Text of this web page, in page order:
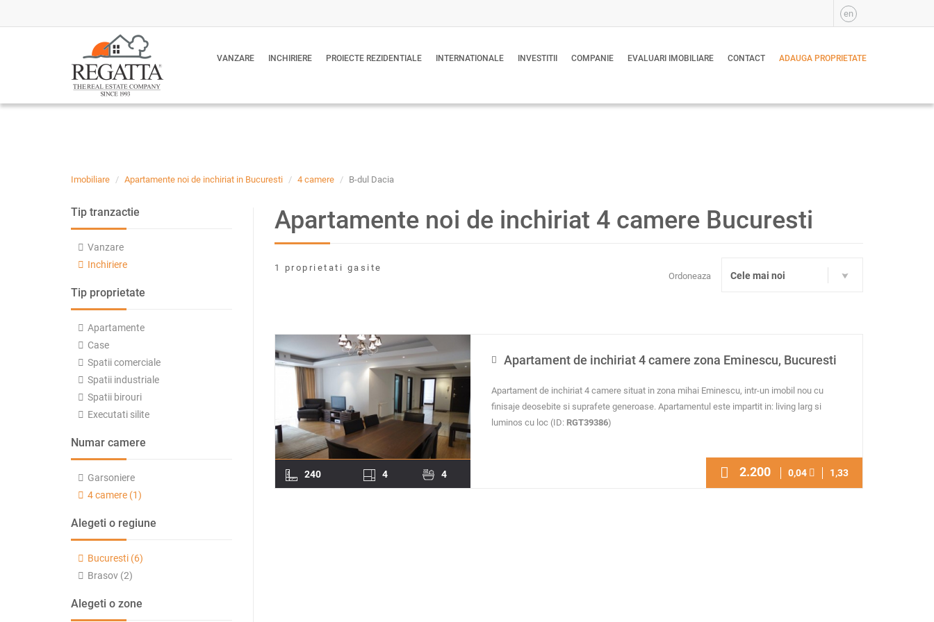
en
VANZARE INCHIRIERE PROIECTE REZIDENTIALE INTERNATIONALE INVESTITII COMPANIE EVALUARI IMOBILIARE CONTACT ADAUGA PROPRIETATE
Imobiliare Apartamente noi de inchiriat in Bucuresti 4 camere B-dul Dacia
Tip tranzactie
Vanzare
Inchiriere
Tip proprietate
Apartamente
Case
Spatii comerciale
Spatii industriale
Spatii birouri
Executati silite
Numar camere
Garsoniere
4 camere (1)
Alegeti o regiune
Bucuresti (6)
Brasov (2)
Alegeti o zone
Apartamente noi de inchiriat 4 camere Bucuresti
1 proprietati gasite
Ordoneaza
Cele mai noi
240 4 4
Apartament de inchiriat 4 camere zona Eminescu, Bucuresti
Apartament de inchiriat 4 camere situat in zona mihai Eminescu, intr-un imobil nou cu
finisaje deosebite si suprafete generoase. Apartamentul este impartit in: living larg si
luminos cu loc (ID: RGT39386)
2.200 0,04 1,33